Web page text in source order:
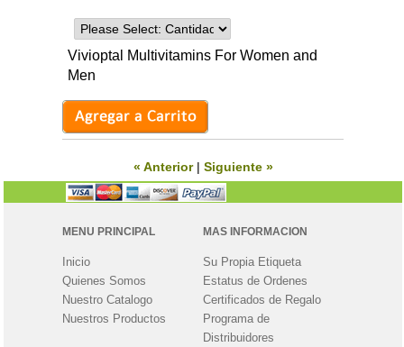
Vivioptal Multivitamins For Women and
Men
« Anterior| Siguiente »
MENU PRINCIPAL
Inicio
Quienes Somos
Nuestro Catalogo
Nuestros Productos
MAS INFORMACION
Su Propia Etiqueta
Estatus de Ordenes
Certificados de Regalo
Programa de
Distribuidores